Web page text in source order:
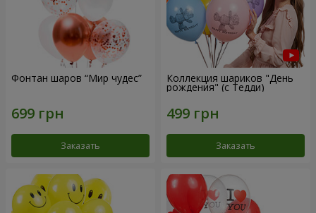
Фонтан шаров “Мир чудес”
Заказать
Коллекция шариков "День
рождения" (с Тедди)
Заказать